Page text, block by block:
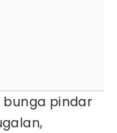
pindar